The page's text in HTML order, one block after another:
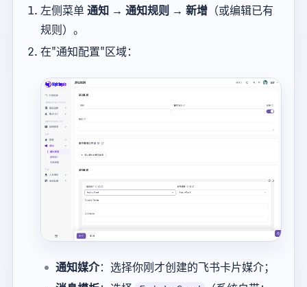
左侧菜单通知 → 通知规则 → 新增 （或编辑已有
规则）。
在"通知配置"区域：
通知媒介：选择你刚才创建的飞书卡片媒介；